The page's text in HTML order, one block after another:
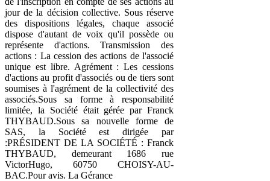
jour de la décision collective. Sous réserve
des dispositions légales, chaque associé
dispose d'autant de voix qu'il possède ou
représente d'actions. Transmission des
actions : La cession des actions de l'associé
unique est libre. Agrément : Les cessions
d'actions au profit d'associés ou de tiers sont
soumises à l'agrément de la collectivité des
associés.Sous sa forme à responsabilité
limitée, la Société était gérée par Franck
THYBAUD.Sous sa nouvelle forme de
SAS, la Société est dirigée par
:PRÉSIDENT DE LA SOCIÉTÉ : Franck
THYBAUD, demeurant 1686 rue
VictorHugo, 60750 CHOISY-AU-
BAC.Pour avis. La Gérance